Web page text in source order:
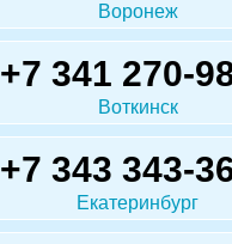
Воронеж
+7 341 270-
Воткинск
+7 343 343-
Екатеринбург